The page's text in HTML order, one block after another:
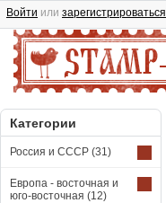
Войти или зарегистрироваться
Категории
Россия и СССР (31)
Европа - восточная и
юго-восточная (12)